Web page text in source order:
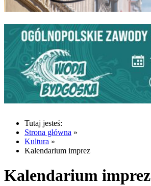
Tutaj jesteś:
Strona główna »
Kultura »
Kalendarium imprez
Kalendarium imprez